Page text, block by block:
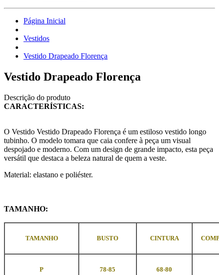
Página Inicial
Vestidos
Vestido Drapeado Florença
Vestido Drapeado Florença
Descrição do produto
CARACTERÍSTICAS:
O Vestido Vestido Drapeado Florença é um estiloso vestido longo
tubinho. O modelo tomara que caia confere à peça um visual
despojado e moderno. Com um design de grande impacto, esta peça
versátil que destaca a beleza natural de quem a veste.
Material: elastano e poliéster.
TAMANHO:
TAMANHO BUSTO CINTURA
P 78-85 68-80